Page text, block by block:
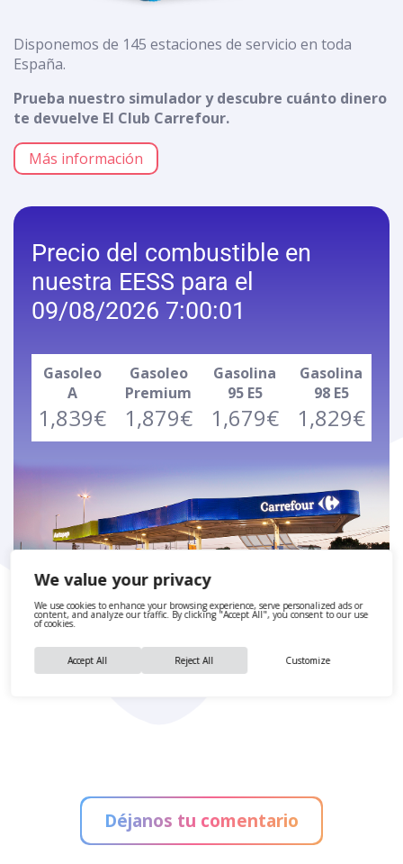
We value your privacy
We use cookies to enhance your browsing experience, serve personalized ads or
content, and analyze our traffic. By clicking "Accept All", you consent to our use
of cookies.
Customize
Reject All
Accept All
Disponemos de 145 estaciones de servicio en toda
España.
Prueba nuestro simulador y descubre cuánto dinero
te devuelve El Club Carrefour.
Más información
Precio del combustible en
nuestra EESS para el
09/08/2026 7:00:01
Gasoleo
A
1,839€
Gasoleo
Premium
1,879€
Gasolina
95 E5
1,679€
Gasolina
98 E5
1,829€
Déjanos tu comentario